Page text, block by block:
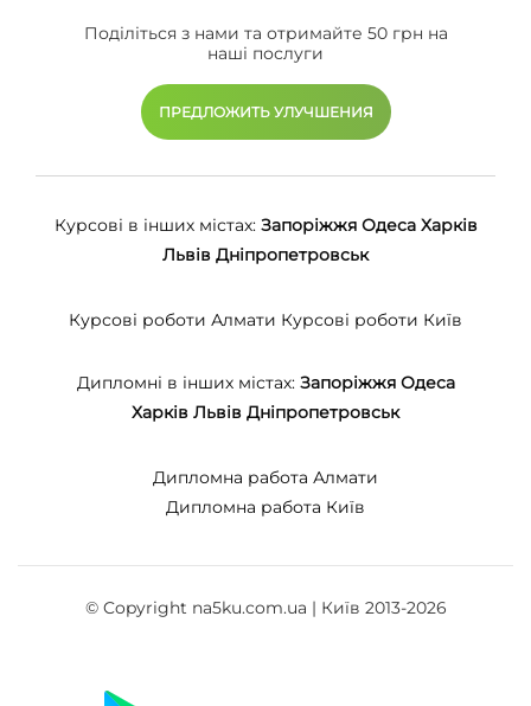
Поділіться з нами та отримайте 50 грн на
наші послуги
ПРЕДЛОЖИТЬ УЛУЧШЕНИЯ
Курсові в інших містах: Запоріжжя Одеса Харків
Львів Дніпропетровськ
Курсові роботи Алмати Курсові роботи Київ
Дипломні в інших містах: Запоріжжя Одеса
Харків Львів Дніпропетровськ
Дипломна работа Алмати
Дипломна работа Київ
© Copyright na5ku.com.ua | Київ 2013-2026